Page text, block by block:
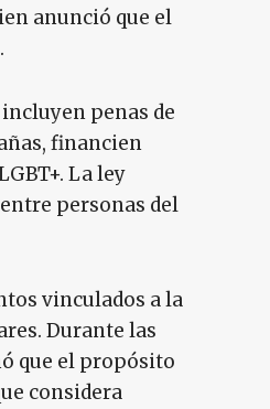
anunció que el
penas de
financien
La ley
personas del
vinculados a la
Durante las
que el propósito
considera